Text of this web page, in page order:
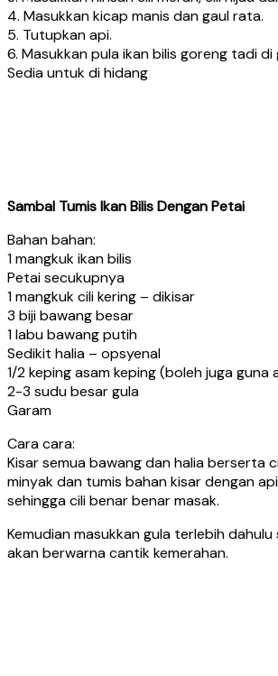
4. Masukkan kicap manis dan gaul rata.
5. Tutupkan api.
6. Masukkan pula ikan bilis goreng tadi di
Sedia untuk di hidang
Sambal Tumis Ikan Bilis Dengan Petai
Bahan bahan:
1 mangkuk ikan bilis
Petai secukupnya
1 mangkuk cili kering – dikisar
3 biji bawang besar
1 labu bawang putih
Sedikit halia – opsyenal
1/2 keping asam keping (boleh juga guna
2-3 sudu besar gula
Garam
Cara cara:
Kisar semua bawang dan halia berserta
minyak dan tumis bahan kisar dengan
sehingga cili benar benar masak.
Kemudian masukkan gula terlebih
akan berwarna cantik kemerahan.